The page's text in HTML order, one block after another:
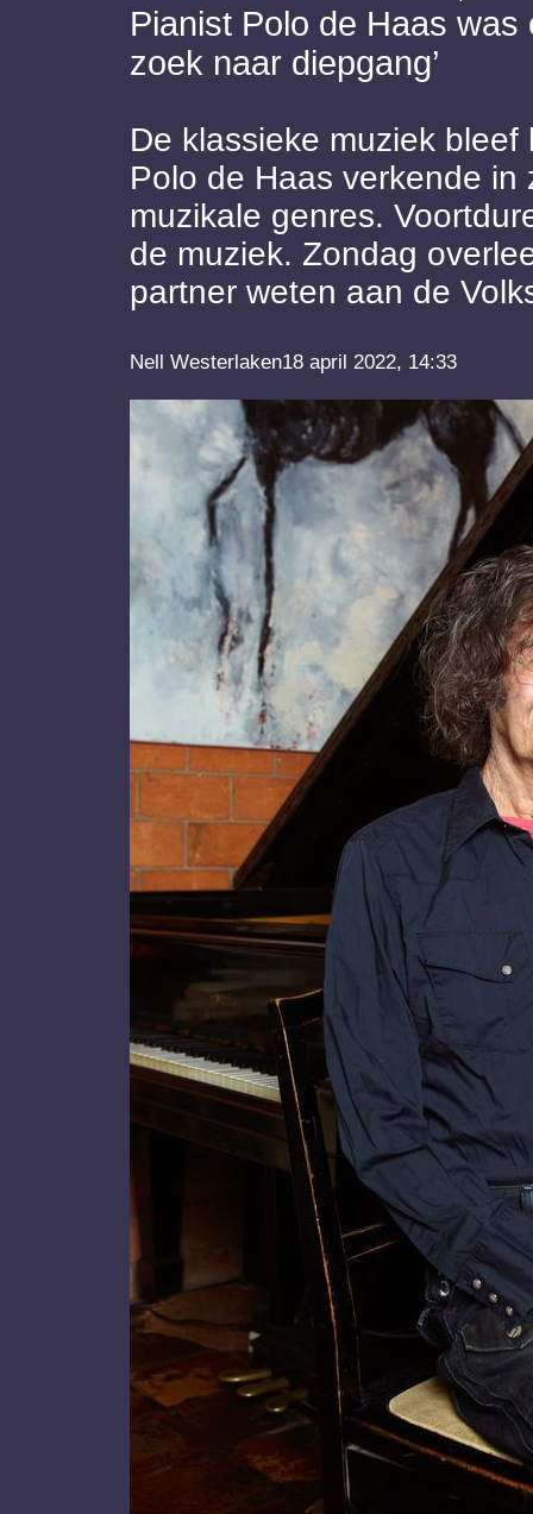
Pianist Polo de Haas was
zoek naar diepgang’
De klassieke muziek
Polo de Haas verkende in
muzikale genres.
de muziek. Zondag
partner weten aan de
Nell Westerlaken18 april 2022, 14:33